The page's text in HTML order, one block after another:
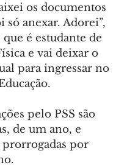
os documentos
só anexar. Adorei”,
é estudante de
e vai deixar o
para ingressar no
pelo PSS são
de um ano, e
por